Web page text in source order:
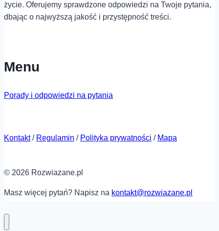
życie. Oferujemy sprawdzone odpowiedzi na Twoje pytania,
dbając o najwyższą jakość i przystępność treści.
Menu
Porady i odpowiedzi na pytania
Kontakt/ Regulamin / Polityka prywatności / Mapa
© 2026 Rozwiazane.pl
Masz więcej pytań? Napisz na kontakt@rozwiazane.pl